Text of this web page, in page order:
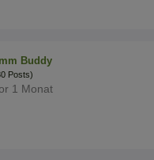
Buddy
Posts)
1 Monat